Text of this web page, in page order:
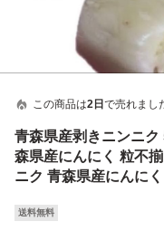
この商品は2日 で売れまし
青森県産剥きニンニ
森県産にんにく 粒不
ニク 青森県産にんにく
送料無料